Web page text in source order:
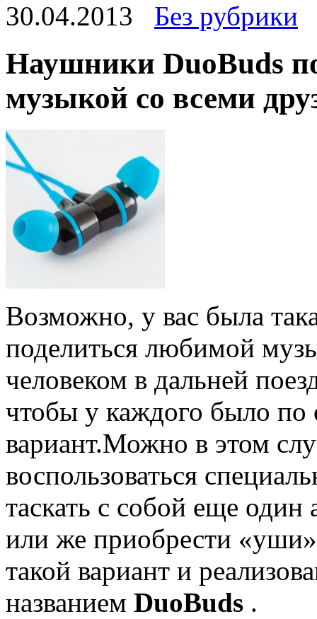
30.04.2013
Без рубрики
Наушники DuoBuds
музыкой со всеми
Возможно, у вас была
поделиться любимой
человеком в дальней
чтобы у каждого было
вариант.Можно в этом
воспользоваться
таскать с собой еще
или же приобрести
такой вариант и
названием DuoBuds .